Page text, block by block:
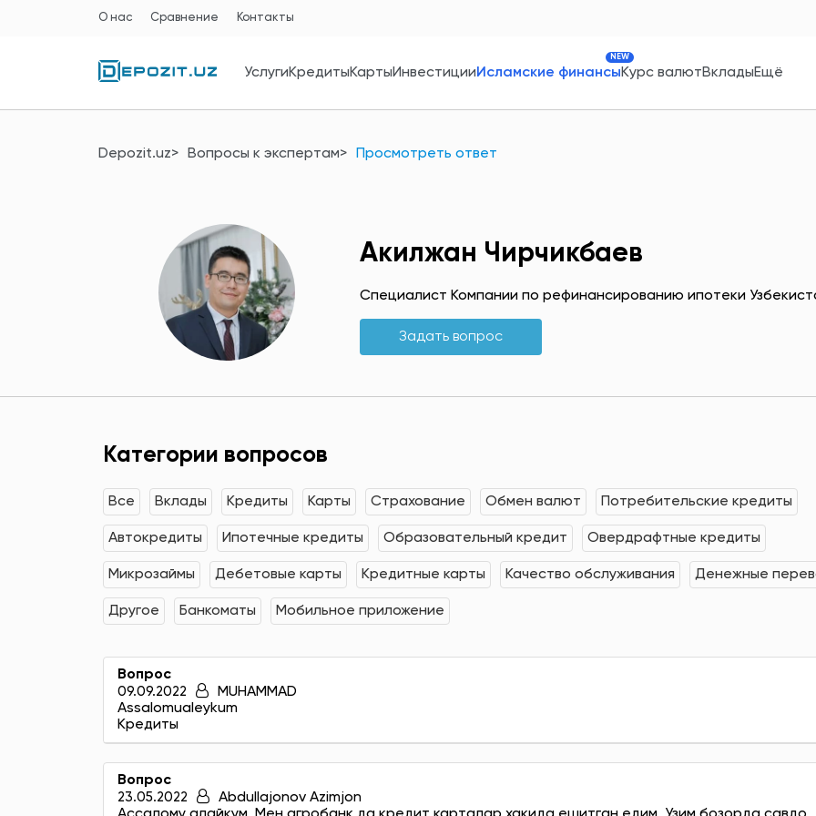
О нас Сравнение Контакты
УслугиКредитыКартыИнвестицииИсламские финансы
NEW
Курс валютВкладыЕщё
Depozit.uz Вопросы к экспертам Просмотреть ответ
Акилжан Чирчикбаев
Специалист Компании по рефинансированию ипотеки
Задать вопрос
Категории вопросов
Все Вклады Кредиты Карты Страхование Обмен валют Потребительские кредиты
Автокредиты Ипотечные кредиты Образовательный кредит Овердрафтные кредиты
Микрозаймы Дебетовые карты Кредитные карты Качество обслуживания Денежные
Другое Банкоматы Мобильное приложение
Вопрос
09.09.2022
MUHAMMAD
Assalomualeykum
Кредиты
Вопрос
23.05.2022
Abdullajonov Azimjon